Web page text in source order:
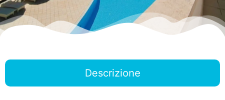
Descrizione